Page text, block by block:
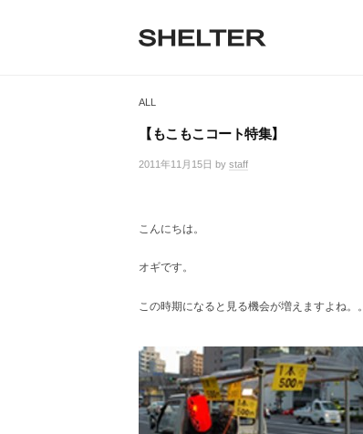
E
R
京
比
寿
の
セ
レ
ALL
【もこもこコート特集】
2011年11月15日 by staff
こんにちは。
オギです。
この時期になると見る機会が増えますよね。。
E
E
R